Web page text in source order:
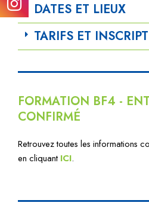
DATES ET LIEUX
TARIFS ET
FORMATION BF4 -
CONFIRMÉ
Retrouvez toutes les informations
en cliquant ICI.